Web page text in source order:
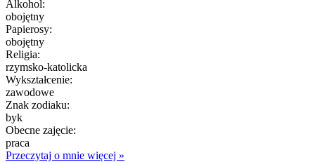
Alkohol:
obojętny
Papierosy:
obojętny
Religia:
rzymsko-katolicka
Wykształcenie:
zawodowe
Znak zodiaku:
byk
Obecne zajęcie:
praca
Przeczytaj o mnie więcej »